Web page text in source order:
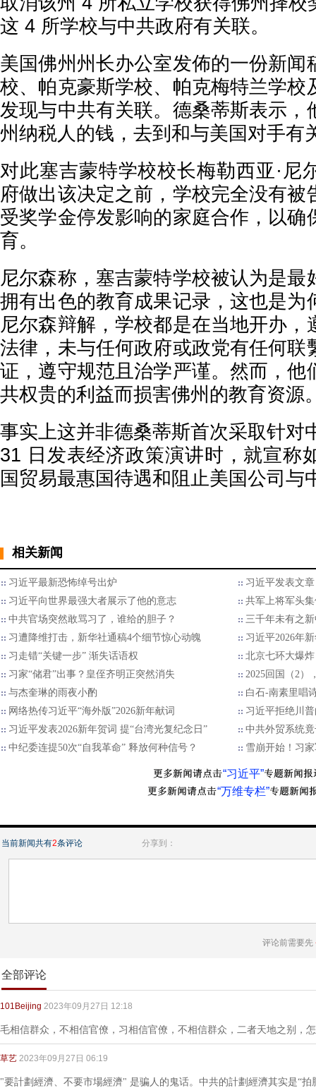
这 4 所学校与中共政府有关联。
美国佛州州长办公室发佈的一份新闻
校、帕克豪斯学校、帕克梅特兰学校
发现与中共有关联。德桑蒂斯表示，
州纳税人的钱，去到和与美国对手有
对此塞吉蒙特学校校长梅勒西亚·尼
府做出该决定之前，学校完全没有被
受奖学金停发影响的家庭合作，以确
育。
尼尔森称，塞吉蒙特学校被认为是最
拥有出色的教育成果记录，这也是为
尼尔森辩解，学校都是在当地开办，
法律，未与任何政府或政党有任何联
证，遵守规范且治学严谨。然而，他
共权贵的利益而损害佛州的教育资源
事实上这并非德桑蒂斯首次采取针对
31 日发表经济政策演讲时，就宣称
国贸易最惠国待遇和阻止美国公司与
相关新闻
习近平最新恐怖绰号出炉
习近平发表文章
习近平向世界最强大者展示了他的意志
共军上将军头
中共官场突然敢骂习了，谁给的胆子？
三千年未有之
习遭降维打击，新华社通稿4个细节惊心动魄
习近平2026年
习走错“关键一步” 渐失话语权
北京七环大爆
习家“储君”出事？皇侄齐明正突然消失
2025回国（2）
与杰奎琳的雨夜小酌
白石-南素里唱
网络热传习近平“海外版”2026新年献词
习近平拒绝川普
习近平发表2026新年贺词 提“台湾光复纪念日”
中共外贸系统
中纪委连提50次“自我革命” 释放何种信号？
雪崩开始！习
“习近平”
“万维专栏”
当前新闻共有2条评论 分享到：
评论前需要先
全部评论
101Beijing 2023年09月27日 12:18
毛相信群众，不相信官僚，习相信官僚，不相信群众，二者天地之别，
草艺 2023年09月27日 06:19
"要計劃經濟、不要市場經濟" 是骗人的鬼话。中共的計劃經濟其实是“